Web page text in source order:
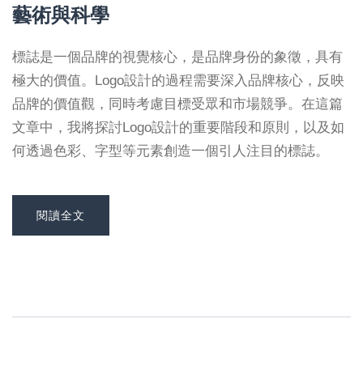
藝術與科學
標誌是一個品牌的視覺核心，是品牌身份的象徵，具有
極大的價值。Logo設計的過程需要深入品牌核心，反映
品牌的價值觀，同時考慮目標受眾和市場競爭。在這篇
文章中，我將探討Logo設計的重要階段和原則，以及如
何透過色彩、字型等元素創造一個引人注目的標誌。
閱讀全文